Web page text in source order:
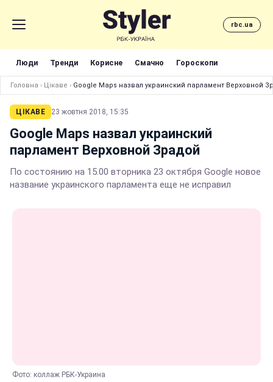
rbc.ua
Люди Тренди Корисне Смачно Гороскопи
Головна › Цікаве › Google Maps назвал украинский парламент Верховной
ЦІКАВЕ 23 жовтня 2018, 15:35
Google Maps назвал украинский
парламент Верховной Зрадой
По состоянию на 15.00 вторника 23 октября Google новое
название украинского парламента еще не исправил
Фото: коллаж РБК-Украина